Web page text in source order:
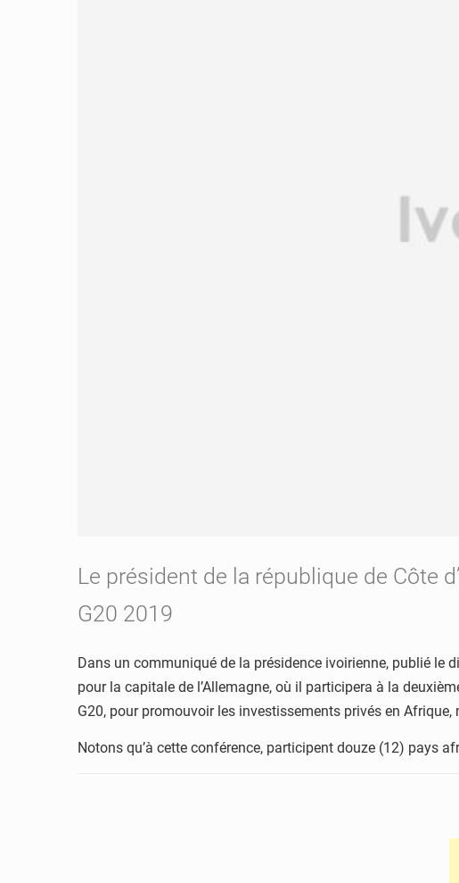
Le président de la république de Côte
G20 2019
Dans un communiqué de la présidence ivoirienne, publié le
pour la capitale de l’Allemagne, où il participera à la
G20, pour promouvoir les investissements privés en
Notons qu’à cette conférence, participent douze (12) pays